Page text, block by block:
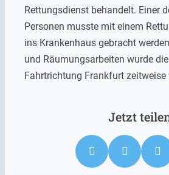
Rettungsdienst behandelt. Einer
Personen musste mit einem
ins Krankenhaus gebracht
und Räumungsarbeiten wurde
Fahrtrichtung Frankfurt zeitweise